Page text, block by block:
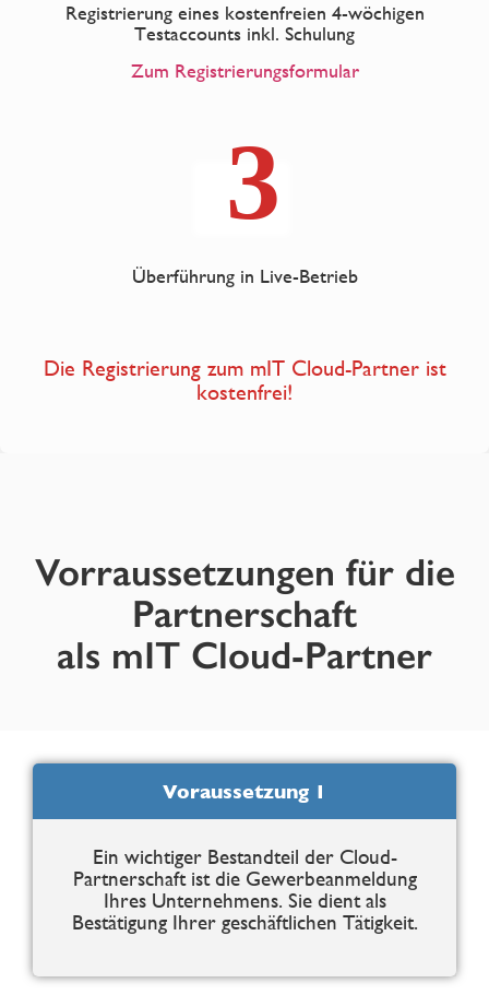
Registrierung eines kostenfreien 4-wöchigen
Testaccounts inkl. Schulung
Zum Registrierungsformular
Überführung in Live-Betrieb
Die Registrierung zum mIT Cloud-Partner ist
kostenfrei!
Vorraussetzungen für die
Partnerschaft
als mIT Cloud-Partner
Voraussetzung 1
Ein wichtiger Bestandteil der Cloud-
Partnerschaft ist die Gewerbeanmeldung
Ihres Unternehmens. Sie dient als
Bestätigung Ihrer geschäftlichen Tätigkeit.